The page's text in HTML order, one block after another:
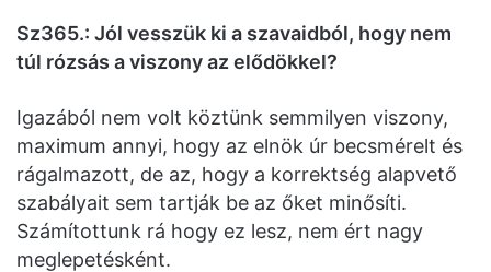
Sz365.: Jól vesszük ki a szavaidból, hogy nem
túl rózsás a viszony az elődökkel?
Igazából nem volt köztünk semmilyen viszony,
maximum annyi, hogy az elnök úr becsmérelt és
rágalmazott, de az, hogy a korrektség alapvető
szabályait sem tartják be az őket minősíti.
Számítottunk rá hogy ez lesz, nem ért nagy
meglepetésként.